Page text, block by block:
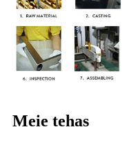
Meie tehas